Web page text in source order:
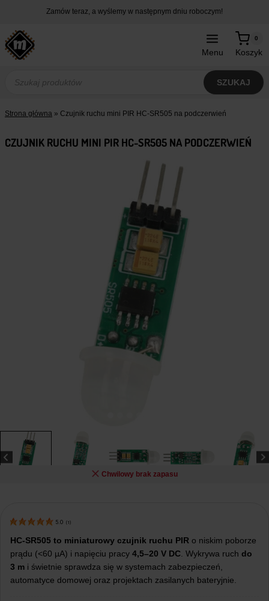
treści
Zamów teraz, a wyślemy w następnym dniu roboczym!
Menu Koszyk
0
produktów
SZUKAJ
Strona główna » Czujnik ruchu mini PIR HC-SR505 na podczerwień
CZUJNIK RUCHU MINI PIR HC-SR505 NA PODCZERWIEŃ
Chwilowy brak zapasu
5.0 (1)
HC-SR505 to miniaturowy czujnik ruchu PIR o niskim poborze
prądu (<60 µA) i napięciu pracy 4,5–20 V DC . Wykrywa ruch do
3 m i świetnie sprawdza się w systemach zabezpieczeń,
automatyce domowej oraz projektach zasilanych bateryjnie.